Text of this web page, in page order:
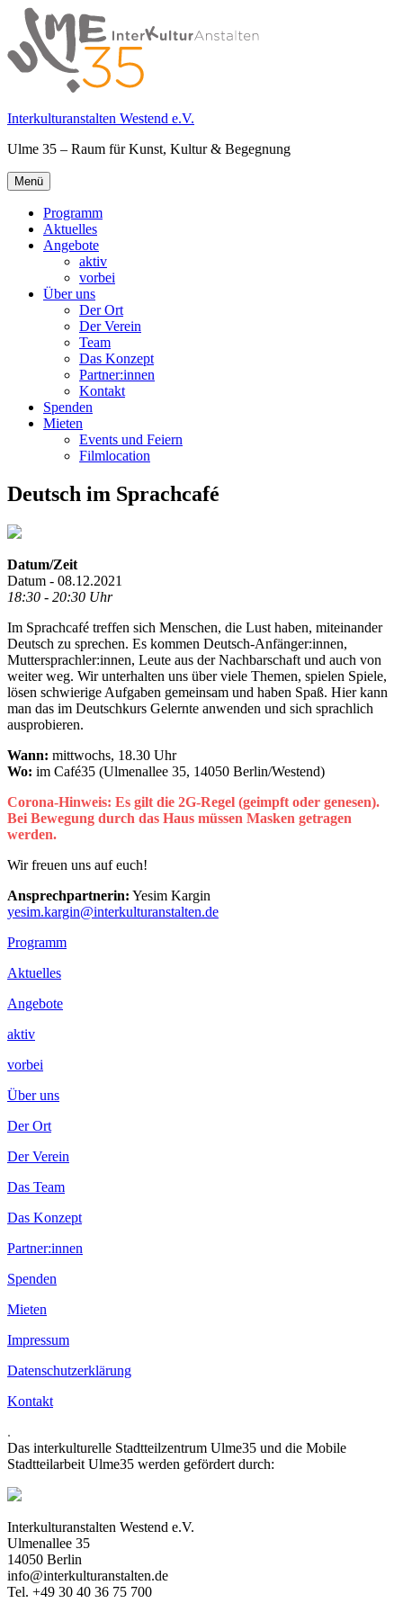
Springe
zum
Inhalt
Interkulturanstalten Westend e.V.
Ulme 35 – Raum für Kunst, Kultur & Begegnung
Primäres
Menü
Menü
Programm
Aktuelles
Angebote
aktiv
vorbei
Über uns
Der Ort
Der Verein
Team
Das Konzept
Partner:innen
Kontakt
Spenden
Mieten
Events und Feiern
Filmlocation
Deutsch im Sprachcafé
Datum/Zeit
Datum - 08.12.2021
18:30 - 20:30 Uhr
Im Sprachcafé treffen sich Menschen, die Lust haben, miteinander
Deutsch zu sprechen. Es kommen Deutsch-Anfänger:innen,
Muttersprachler:innen, Leute aus der Nachbarschaft und auch von
weiter weg. Wir unterhalten uns über viele Themen, spielen Spiele,
lösen schwierige Aufgaben gemeinsam und haben Spaß. Hier kann
man das im Deutschkurs Gelernte anwenden und sich sprachlich
ausprobieren.
Wann: mittwochs, 18.30 Uhr
Wo: im Café35 (Ulmenallee 35, 14050 Berlin/Westend)
Corona-Hinweis: Es gilt die 2G-Regel (geimpft oder genesen).
Bei Bewegung durch das Haus müssen Masken getragen
werden.
Wir freuen uns auf euch!
Ansprechpartnerin: Yesim Kargin
yesim.kargin@interkulturanstalten.de
Footer
Inhalt
Programm
Aktuelles
Angebote
aktiv
vorbei
Über uns
Der Ort
Der Verein
Das Team
Das Konzept
Partner:innen
Spenden
Mieten
Impressum
Datenschutzerklärung
Kontakt
.
Das interkulturelle Stadtteilzentrum Ulme35 und die Mobile
Stadtteilarbeit Ulme35 werden gefördert durch:
Interkulturanstalten Westend e.V.
Ulmenallee 35
14050 Berlin
info@interkulturanstalten.de
Tel. +49 30 40 36 75 700